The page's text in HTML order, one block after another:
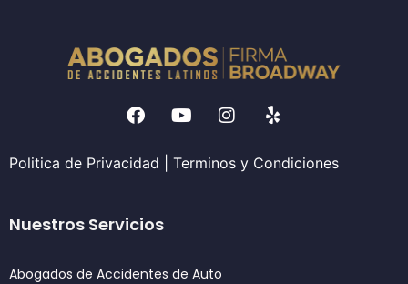
Politica de Privacidad Terminos y Condiciones
Nuestros Servicios
Abogados de Accidentes de Auto